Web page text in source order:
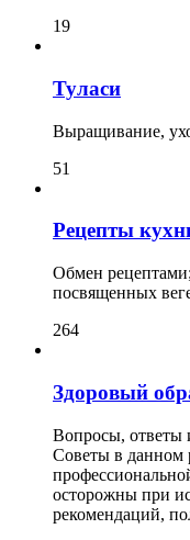
19
Туласи
Выращивание,
51
Рецепты
Обмен
посвященных
264
Здоровый
Вопросы, ответы
Советы в данном
осторожны при
рекомендаций,